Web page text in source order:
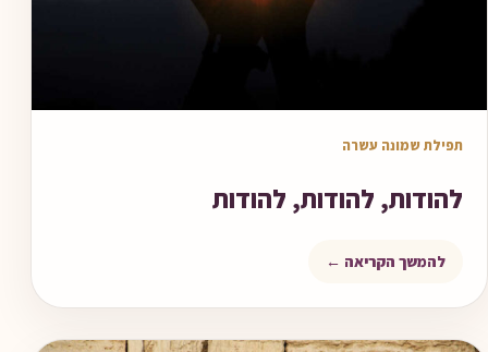
תפילת שמונה עשרה
להודות, להודות, להודות
להמשך הקריאה ←